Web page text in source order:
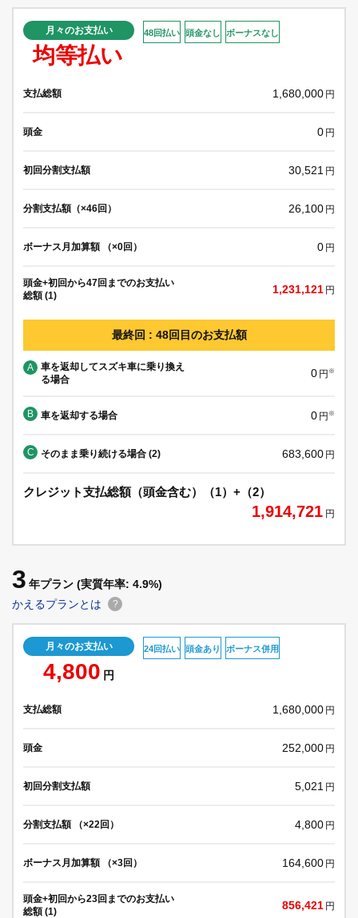
月々のお支払い
均等払い
48回払い 頭金なし ボーナスなし
支払総額 1,680,000 円
頭金 0 円
初回分割支払額 30,521 円
分割支払額（×46回） 26,100 円
ボーナス月加算額 （×0回） 0 円
頭金+初回から47回までのお支払い
総額 (1)
1,231,121 円
最終回 : 48回目のお支払額
A
車を返却してスズキ車に乗り換え
る場合
0 円 ※
B 車を返却する場合 0 円 ※
C そのまま乗り続ける場合 (2) 683,600 円
クレジット支払総額（頭金含む）（1）+（2）
1,914,721 円
3 年プラン (実質年率: 4.9%)
かえるプランとは
?
月々のお支払い
4,800 円
24回払い 頭金あり ボーナス併用
支払総額 1,680,000 円
頭金 252,000 円
初回分割支払額 5,021 円
分割支払額 （×22回） 4,800 円
ボーナス月加算額 （×3回） 164,600 円
頭金+初回から23回までのお支払い
総額 (1)
856,421 円